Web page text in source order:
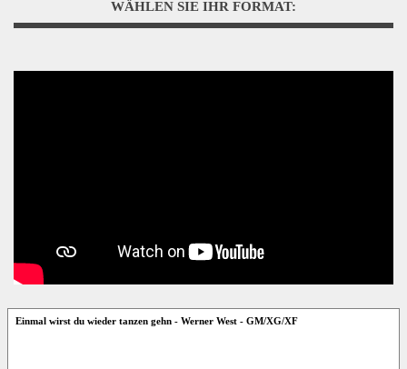
WÄHLEN SIE IHR FORMAT:
Einmal wirst du wieder tanzen gehn - Werner West - GM/XG/XF